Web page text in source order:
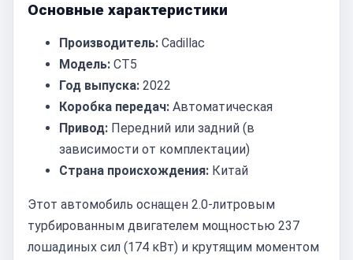
Основные характеристики
Производитель: Cadillac
Модель: CT5
Год выпуска: 2022
Коробка передач: Автоматическая
Привод: Передний или задний (в
зависимости от комплектации)
Страна происхождения: Китай
Этот автомобиль оснащен 2.0-литровым
турбированным двигателем мощностью 237
лошадиных сил (174 кВт) и крутящим моментом